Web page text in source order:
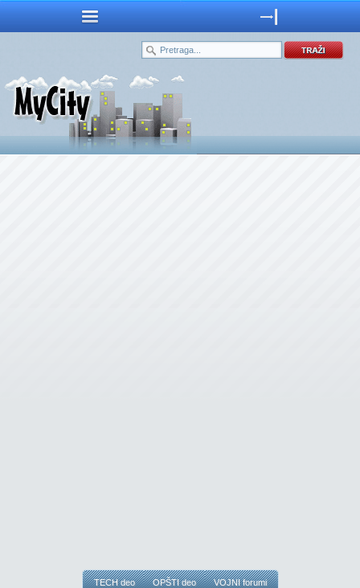
TECH deo OPŠTI deo VOJNI forumi